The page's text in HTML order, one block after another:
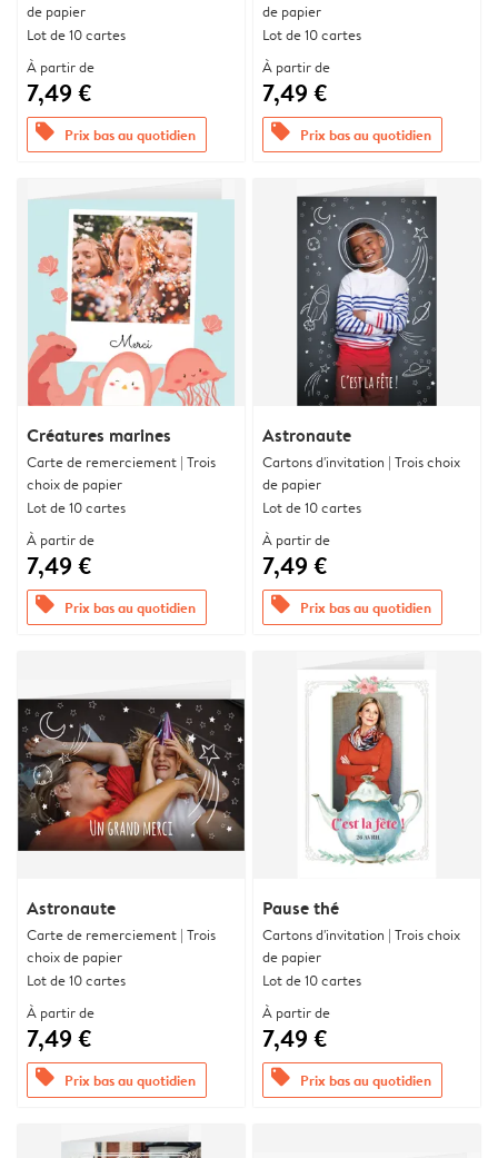
de papier
Lot de 10 cartes
À partir de
7,49 €
offers Prix bas au quotidien
de papier
Lot de 10 cartes
À partir de
7,49 €
offers Prix bas au quotidien
Créatures marines
Carte de remerciement | Trois
choix de papier
Lot de 10 cartes
À partir de
7,49 €
offers Prix bas au quotidien
Astronaute
Cartons d'invitation | Trois choix
de papier
Lot de 10 cartes
À partir de
7,49 €
offers Prix bas au quotidien
Astronaute
Carte de remerciement | Trois
choix de papier
Lot de 10 cartes
À partir de
7,49 €
offers Prix bas au quotidien
Pause thé
Cartons d'invitation | Trois choix
de papier
Lot de 10 cartes
À partir de
7,49 €
offers Prix bas au quotidien